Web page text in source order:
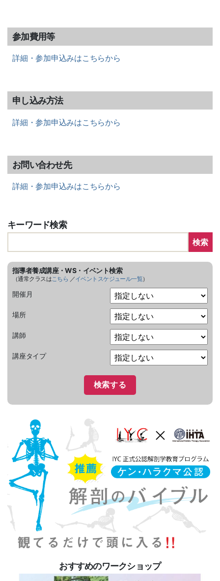
参加費用等
詳細・参加申込みはこちらから
申し込み方法
詳細・参加申込みはこちらから
お問い合わせ先
詳細・参加申込みはこちらから
キーワード検索
検索
指導者養成講座・WS・イベント検索
（通常クラスはこちら ／イベントスケジュール一覧）
開催月
場所
講師
講座タイプ
おすすめのワークショップ